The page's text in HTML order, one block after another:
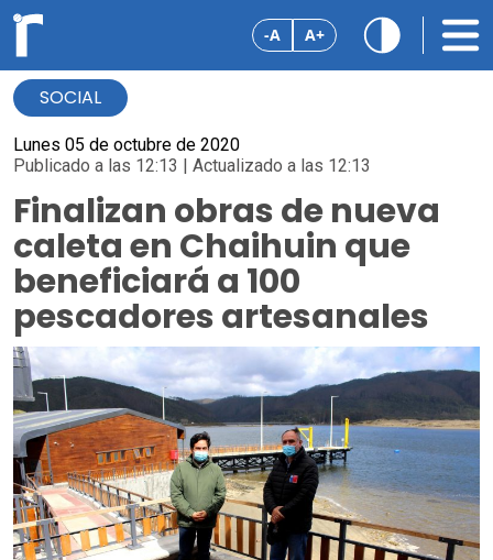
-A A+
SOCIAL
Lunes 05 de octubre de 2020
Publicado a las 12:13 | Actualizado a las 12:13
Finalizan obras de nueva
caleta en Chaihuin que
beneficiará a 100
pescadores artesanales